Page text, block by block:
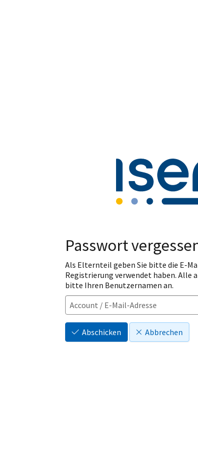
Passwort
Als Elternteil geben Sie bitte die E-
Registrierung verwendet haben. Alle
bitte Ihren Benutzernamen an.
Abschicken Abbrechen